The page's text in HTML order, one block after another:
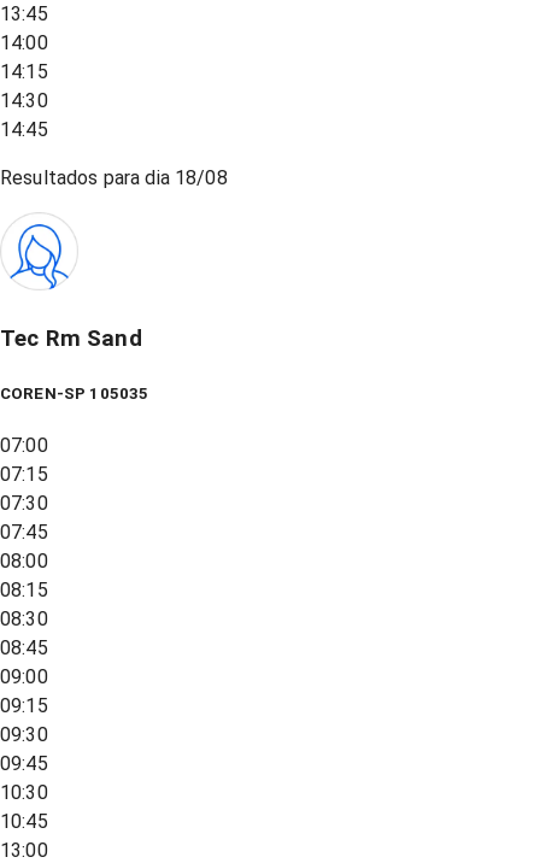
13:45
14:00
14:15
14:30
14:45
Resultados para dia 18/08
Tec Rm Sand
COREN-SP 105035
07:00
07:15
07:30
07:45
08:00
08:15
08:30
08:45
09:00
09:15
09:30
09:45
10:30
10:45
13:00